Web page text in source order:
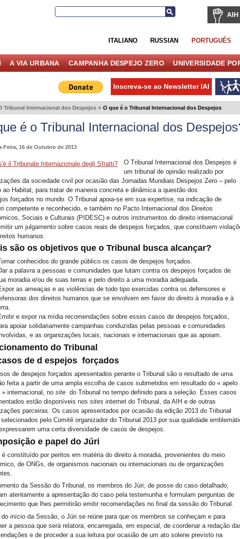
ITALIANO RUSSIAN PORTUGUÊS
A VIA URBANA CAMPANHA DESPEJO ZERO UNIVERSIDADE
Inscreva-se ao Newsletter IAI
Tribunal Internacional dos Despejos » O que é o Tribunal Internacional dos Despejos
é o Tribunal Internacional dos
Feira, 16 de Outubro de 2013
O Tribunal Internacional dos Despejos é
um tribunal de opinião realizado por
da sociedade civil por ocasião das Jornadas Mundiais Despejos Zero – pelo
ao Habitat, para tratar de maneira concreta e dinâmica a questão dos
forçados no mundo. O Tribunal apoia-se em sua expertise, na indicação de
competente e reconhecido, e também no Pacto Internacional dos Direitos
Sociais e Culturais (PIDESC) e outros instrumentos do direito internacional
um julgamento sobre casos reais de despejos forçados, que constituem
humanos.
são os objetivos que o Tribunal busca alcançar?
conhecidos do grande público os casos de despejos forçados.
a palavra a pessoas e comunidades que lutam contra os despejos forçados de
moradia e/ou de suas terras e pelo direito a uma moradia adequada.
as ameaças e as violências de todo tipo exercidas contra os defensores e
dos direitos humanos que se envolvem em favor do direito à moradia e à
e expor na mídia recomendações sobre esses casos de despejos forçados,
apoiar solidariamente campanhas conduzidas pelas pessoas e comunidades
e as organizações locais, nacionais e internacionais que as apoiam.
do Tribunal
de d espejos forçados
de despejos forçados apresentados perante o Tribunal são o resultado de uma
feita a partir de uma ampla escolha de casos submetidos em resultado do « apelo
» internacional, nosite do Tribunal no tempo definido para a seleção. Esses casos
estão disponíveis nossitesinternet do Tribunal, da AIH e de outras
parceiras. Os casos apresentados por ocasião da edição 2013 do Tribunal
pelo Comitê organizador do Tribunal 2013 por sua qualidade
uma certa diversidade de casos de despejos.
e papel doJúri
é constituído por peritos em matéria do direito à moradia, provenientes do meio
de ONGs, de organismos nacionais ou internacionais ou de organizações
da Sessão do Tribunal, os membros do Júri, de posse do caso detalhado,
atentamente a apresentação do caso pela testemunha e formulam perguntas de
que lhes permitirão emitir recomendações no final da sessão do Tribunal.
início da Sessão, o Júri se reúne para que os membros se conheçam e para
a pessoa que será relatora, encarregada, em especial, de coordenar a redação
e de proceder a sua leitura por ocasião de um ato solene previsto na